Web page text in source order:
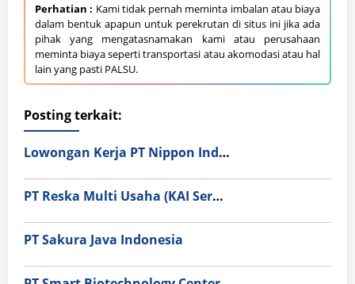
Perhatian : Kami tidak pernah meminta imbalan atau biaya
dalam bentuk apapun untuk perekrutan di situs ini jika ada
pihak yang mengatasnamakan kami atau perusahaan
meminta biaya seperti transportasi atau akomodasi atau hal
lain yang pasti PALSU.
Posting terkait:
Lowongan Kerja PT Nippon Indosari Corpindo Tbk. Bulan Agustus 2026
PT Reska Multi Usaha (KAI Services)
PT Sakura Java Indonesia